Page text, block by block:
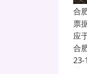
合
票
应
合
23-